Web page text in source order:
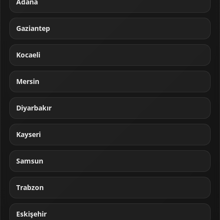
Adana
Gaziantep
Kocaeli
Mersin
Diyarbakır
Kayseri
Samsun
Trabzon
Eskişehir